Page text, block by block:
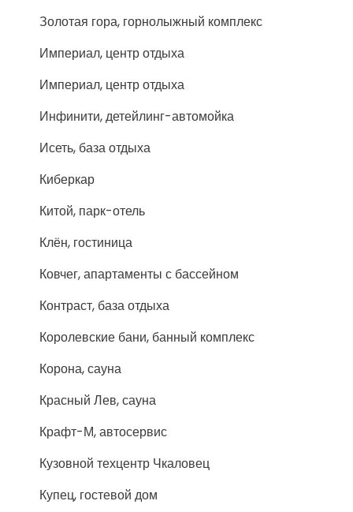
Золотая гора, горнолыжный комплекс
Империал, центр отдыха
Империал, центр отдыха
Инфинити, детейлинг-автомойка
Исеть, база отдыха
Киберкар
Китой, парк-отель
Клён, гостиница
Ковчег, апартаменты с бассейном
Контраст, база отдыха
Королевские бани, банный комплекс
Корона, сауна
Красный Лев, сауна
Крафт-М, автосервис
Кузовной техцентр Чкаловец
Купец, гостевой дом